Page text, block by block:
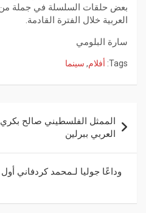
بعض حلقات السلسلة في جملة من
العربية خلال الفترة القادمة.
سارة البلومي
Tags: أفلام, سينما
الممثل الفلسطيني صالح
العربي ببرلين
وداعًا جوليا لـمحمد كردفاني